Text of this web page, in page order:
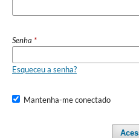
Senha *
Esqueceu a senha?
Mantenha-me conectado